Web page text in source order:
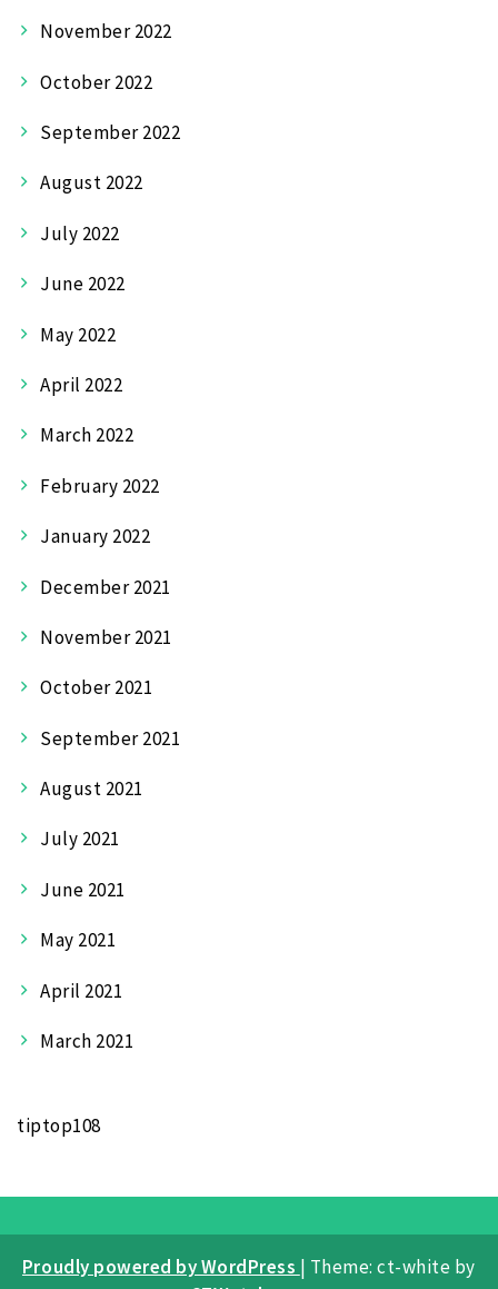
November 2022
October 2022
September 2022
August 2022
July 2022
June 2022
May 2022
April 2022
March 2022
February 2022
January 2022
December 2021
November 2021
October 2021
September 2021
August 2021
July 2021
June 2021
May 2021
April 2021
March 2021
tiptop108
Proudly powered by WordPress | Theme: ct-white by